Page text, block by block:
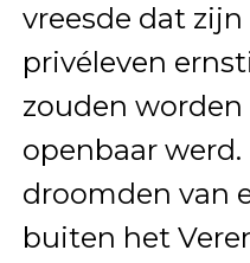
vreesde dat zijn
privéleven
zouden
openbaar
droomden van
buiten het